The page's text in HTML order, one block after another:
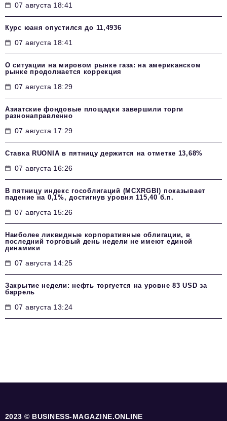
07 августа 18:41
Курс юаня опустился до 11,4936
07 августа 18:41
О ситуации на мировом рынке газа: на американском
рынке продолжается коррекция
07 августа 18:29
Азиатские фондовые площадки завершили торги
разнонаправленно
07 августа 17:29
Ставка RUONIA в пятницу держится на отметке 13,68%
07 августа 16:26
В пятницу индекс гособлигаций (MCXRGBI) показывает
падение на 0,1%, достигнув уровня 115,40 б.п.
07 августа 15:26
Наиболее ликвидные корпоративные облигации, в
последний торговый день недели не имеют единой
динамики
07 августа 14:25
Закрытие недели: нефть торгуется на уровне 83 USD за
баррель
07 августа 13:24
2023 © BUSINESS-MAGAZINE.ONLINE